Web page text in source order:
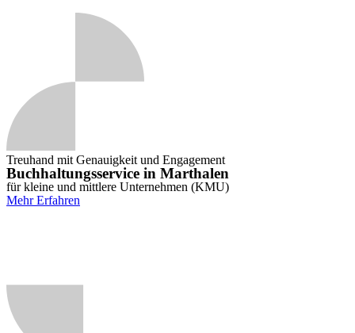
Treuhand mit Genauigkeit und Engagement
Buchhaltungsservice in Marthalen
für kleine und mittlere Unternehmen (KMU)
Mehr Erfahren